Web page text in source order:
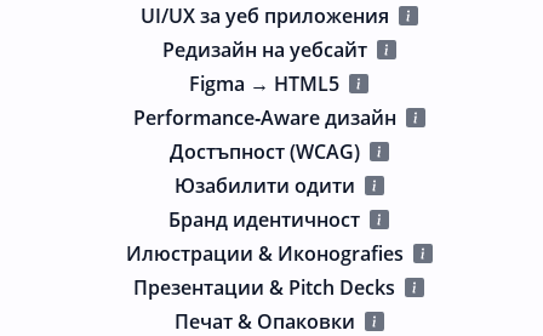
UI/UX за уеб приложения
Редизайн на уебсайт
Figma → HTML5
Performance‑Aware дизайн
Достъпност (WCAG)
Юзабилити одити
Бранд идентичност
Илюстрации & Иконografies
Презентации & Pitch Decks
Печат & Опаковки